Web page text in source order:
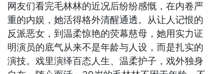
网友们看完毛林林的近况后纷纷感慨，在内卷严
重的内娱，她活得格外清醒通透。从让人记恨的
反派恶女，到温柔惊艳的荧幕慈母，她用实力证
明演员的底气从来不是年龄与人设，而是扎实的
演技。戏里演绎百态人生、温柔护子，戏外独身